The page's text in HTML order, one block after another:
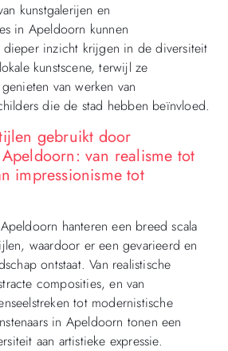
kunstgalerijen en
in Apeldoorn kunnen
dieper inzicht krijgen in de diversiteit
kunstscene, terwijl ze
van werken van
die de stad hebben beïnvloed.
gebruikt door
van realisme tot
impressionisme tot
hanteren een breed scala
waardoor er een gevarieerd en
ontstaat. Van realistische
composities, en van
tot modernistische
in Apeldoorn tonen een
aan artistieke expressie.